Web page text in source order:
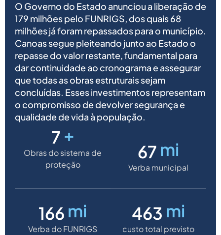
O Governo do Estado anunciou a liberação de
179 milhões pelo FUNRIGS, dos quais 68
milhões já foram repassados para o município.
Canoas segue pleiteando junto ao Estado o
repasse do valor restante, fundamental para
dar continuidade ao cronograma e assegurar
que todas as obras estruturais sejam
concluídas. Esses investimentos representam
o compromisso de devolver segurança e
qualidade de vida à população.
7 +
Obras do sistema de
proteção
70 mi
Verba municipal
179 mi
Verba do FUNRIGS
+500mi
custo total previsto